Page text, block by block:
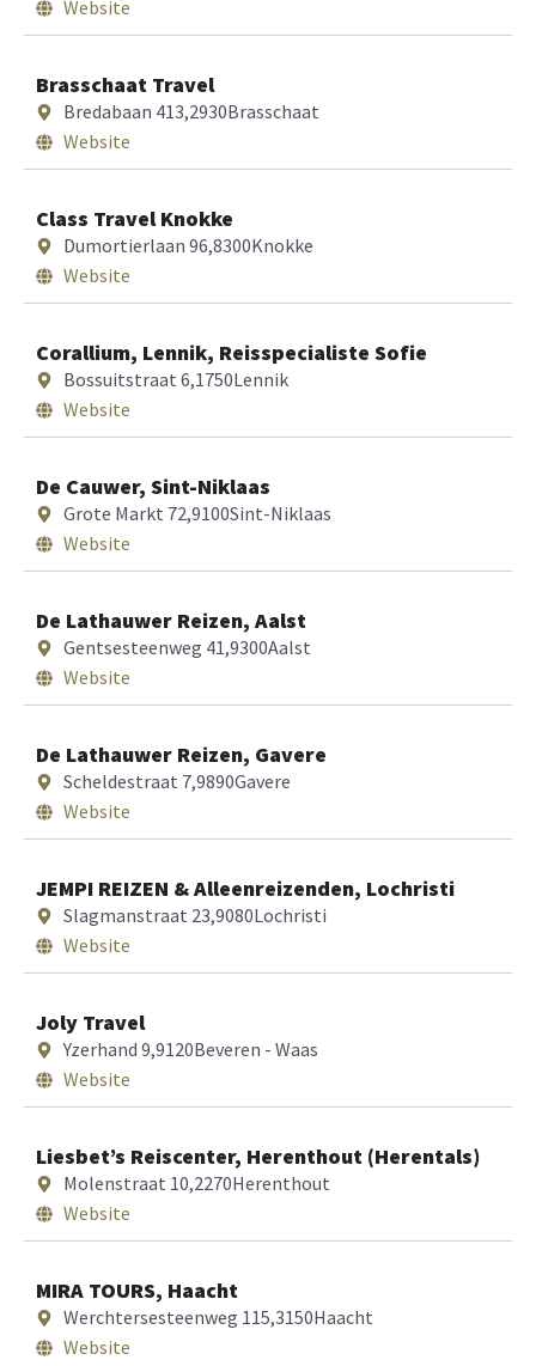
Website
Brasschaat Travel
Bredabaan 413,2930Brasschaat
Website
Class Travel Knokke
Dumortierlaan 96,8300Knokke
Website
Corallium, Lennik, Reisspecialiste Sofie
Bossuitstraat 6,1750Lennik
Website
De Cauwer, Sint-Niklaas
Grote Markt 72,9100Sint-Niklaas
Website
De Lathauwer Reizen, Aalst
Gentsesteenweg 41,9300Aalst
Website
De Lathauwer Reizen, Gavere
Scheldestraat 7,9890Gavere
Website
JEMPI REIZEN & Alleenreizenden, Lochristi
Slagmanstraat 23,9080Lochristi
Website
Joly Travel
Yzerhand 9,9120Beveren - Waas
Website
Liesbet’s Reiscenter, Herenthout (Herentals)
Molenstraat 10,2270Herenthout
Website
MIRA TOURS, Haacht
Werchtersesteenweg 115,3150Haacht
Website